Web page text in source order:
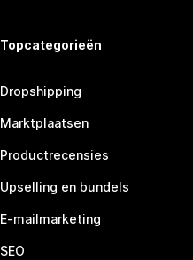
Topcategorieën
Dropshipping
Marktplaatsen
Productrecensies
Upselling en bundels
E-mailmarketing
SEO